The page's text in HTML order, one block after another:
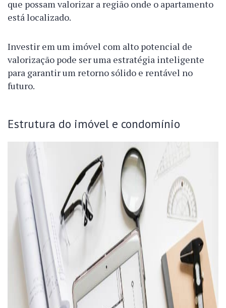
que possam valorizar a região onde o apartamento
está localizado.
Investir em um imóvel com alto potencial de
valorização pode ser uma estratégia inteligente
para garantir um retorno sólido e rentável no
futuro.
Estrutura do imóvel e condomínio